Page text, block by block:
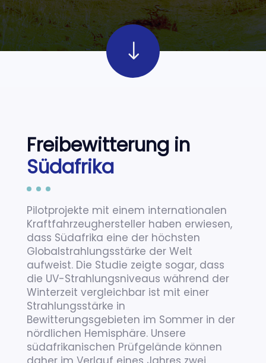
"
Freibewitterung in
Südafrika
Pilotprojekte mit einem internationalen
Kraftfahrzeughersteller haben erwiesen,
dass Südafrika eine der höchsten
Globalstrahlungsstärke der Welt
aufweist. Die Studie zeigte sogar, dass
die UV-Strahlungsniveaus während der
Winterzeit vergleichbar ist mit einer
Strahlungsstärke in
Bewitterungsgebieten im Sommer in der
nördlichen Hemisphäre. Unsere
südafrikanischen Prüfgelände können